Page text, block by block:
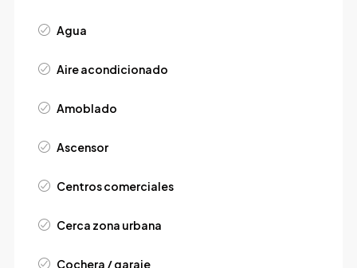
Agua
Aire acondicionado
Amoblado
Ascensor
Centros comerciales
Cerca zona urbana
Cochera / garaje